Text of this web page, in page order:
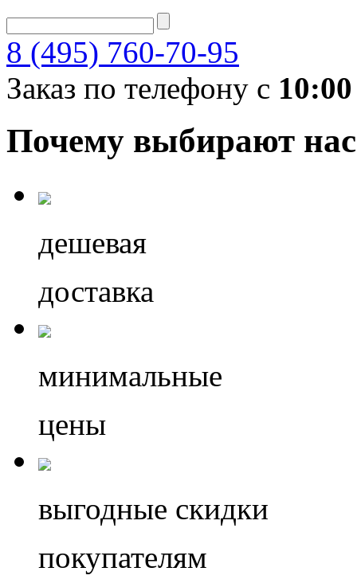
8 (495) 760-70-95
Заказ по телефону с 10:00
Почему выбирают нас
дешевая
доставка
минимальные
цены
выгодные скидки
покупателям